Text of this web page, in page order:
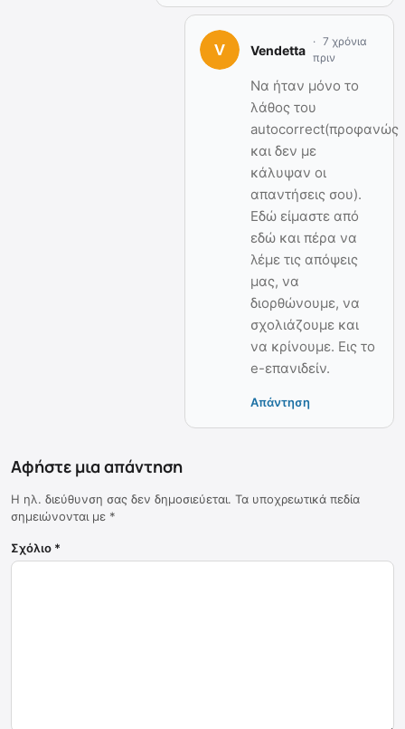
Vendetta
7 χρόνια
πριν
Να ήταν μόνο το
λάθος του
autocorrect(προφανώς
και δεν με
κάλυψαν οι
απαντήσεις σου).
Εδώ είμαστε από
εδώ και πέρα να
λέμε τις απόψεις
μας, να
διορθώνουμε, να
σχολιάζουμε και
να κρίνουμε. Εις το
e-επανιδείν.
Απάντηση
Αφήστε μια απάντηση
Η ηλ. διεύθυνση σας δεν δημοσιεύεται. Τα υποχρεωτικά πεδία
σημειώνονται με *
Σχόλιο *